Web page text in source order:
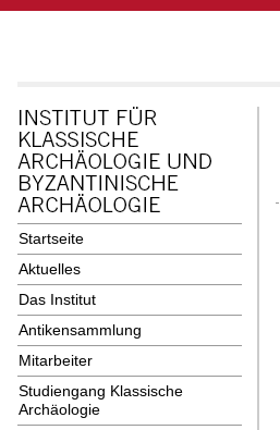
Startseite
Aktuelles
Das Institut
Antikensammlung
Mitarbeiter
Studiengang Klassische
Archäologie